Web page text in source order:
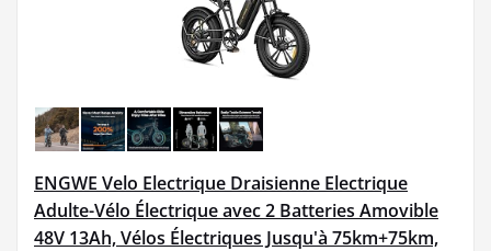
ENGWE Velo Electrique Draisienne Electrique
Adulte-Vélo Électrique avec 2 Batteries Amovible
48V 13Ah, Vélos Électriques Jusqu'à 75km+75km,